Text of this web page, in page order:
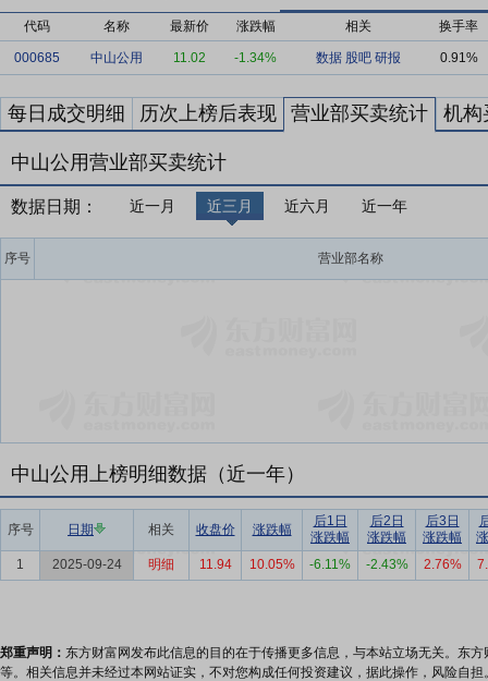
代码 名称 最新价 涨跌幅 相关 换手率
000685 中山公用 11.02 -1.34% 数据 股吧 研报 0.91%
每日成交明细 历次上榜后表现 营业部买卖统计 机构
中山公用营业部买卖统计
数据日期： 近一月 近三月 近六月 近一年
序号 营业部名称
中山公用上榜明细数据（近一年）
序号 日期 相关 收盘价 涨跌幅
后1日
涨跌幅
后2日
涨跌幅
后3日
涨跌幅
1
2025-09-24 明细 11.94 10.05% -6.11% -2.43% 2.76%
郑重声明： 东方财富网发布此信息的目的在于传播更多信息，与本站立场无关。东
等。相关信息并未经过本网站证实，不对您构成任何投资建议，据此操作，风险自担